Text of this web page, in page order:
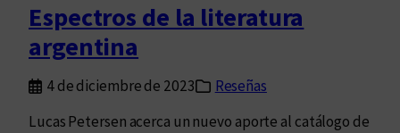
Espectros de la literatura
argentina
4 de diciembre de 2023
Reseñas
Lucas Petersen acerca un nuevo aporte al catálogo de